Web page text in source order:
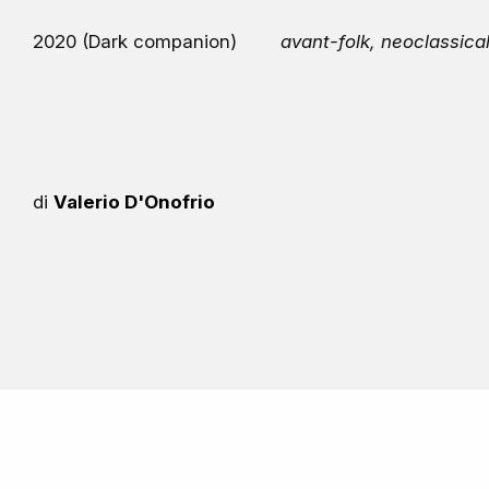
2020 (Dark companion) avant-folk,
diValerio D'Onofrio